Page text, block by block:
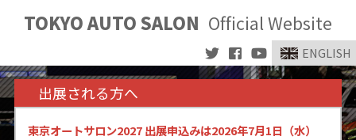
TOKYO AUTO SALON Official Website
ENGLISH
出展される方へ
東京オートサロン2027 出展申込みは2026年7月1日（水）